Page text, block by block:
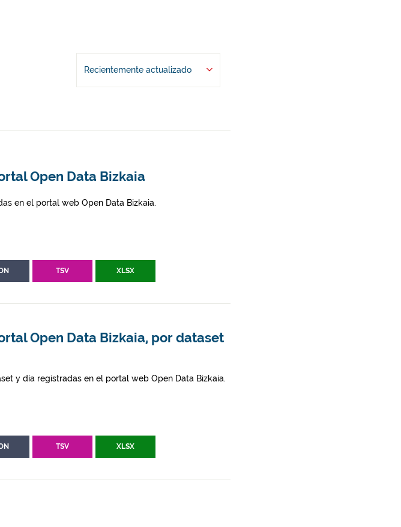
Recientemente actualizado
Open Data Bizkaia
en el portal web Open Data Bizkaia.
TSV XLSX
Open Data Bizkaia, por dataset
y día registradas en el portal web Open Data Bizkaia.
TSV XLSX